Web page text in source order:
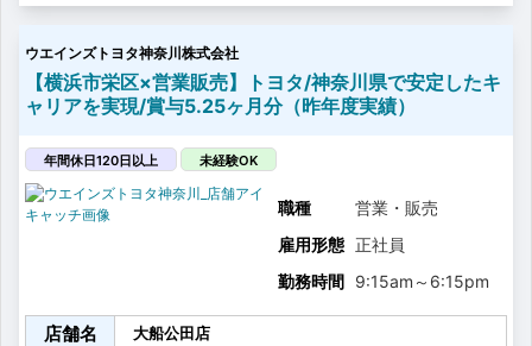
人ひとりのニーズに寄り添う商品をご提案。
…車体の販売を通じて自動車保険やオプションなど付随
商品なども併せてご案内いたします。
ご提案から購入後の整備や点検といったアフターサー
ビスまで一貫して担うことができます。
はの大きな魅力です！
ウエインズトヨタ神奈川株式会社
【横浜市栄区×営業販売】トヨタ/神奈川県で安定したキ
ャリアを実現/賞与5.25ヶ月分（昨年度実績）
年間休日120日以上 未経験OK
職種
営業・販売
雇用形態 正社員
勤務時間 9:15am ～ 6:15pm
店舗名 大船公田店